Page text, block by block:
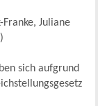
Juliane
sich aufgrund